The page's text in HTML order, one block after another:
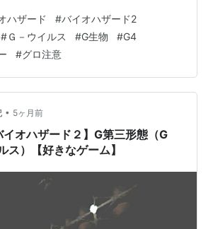
り、ダメージを負った ウィリアムが更
、新たな形態に移行した姿。 表編の脱
ーター前で遭遇することになり、 コイ
、エレベーターに乗ることはできな
は第三形態とほとんど同じ姿だが、
ハザード #バイオハザード2
#Ｇ－ウイルス #G生物 #G4
#グロ注意
• 5ヶ月前
オハザード２】G第三形態（G
ス）【好きなゲーム】